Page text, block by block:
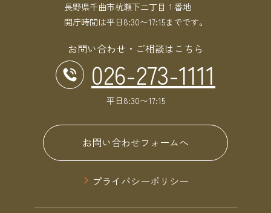
長野県千曲市杭瀬下二丁目１番地
開庁時間は平日8:30〜17:15までです。
お問い合わせ・ご相談はこちら
026-273-1111
平日8:30〜17:15
お問い合わせフォームへ
プライバシーポリシー